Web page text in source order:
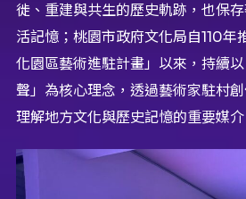
徙、重建與共生的歷史軌跡，也保
活記憶；桃園市政府文化局自110年
化園區藝術進駐計畫」以來，持續
聲」為核心理念，透過藝術家駐村
理解地方文化與歷史記憶的重要媒介